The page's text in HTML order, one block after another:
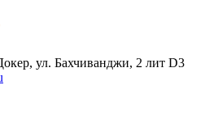
ул. Бахчиванджи, 2 лит D3